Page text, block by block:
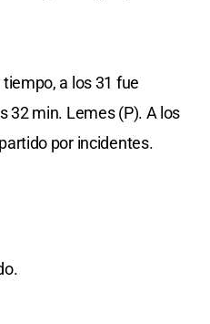
a los 31 fue
32 min. Lemes (P). A los
por incidentes.